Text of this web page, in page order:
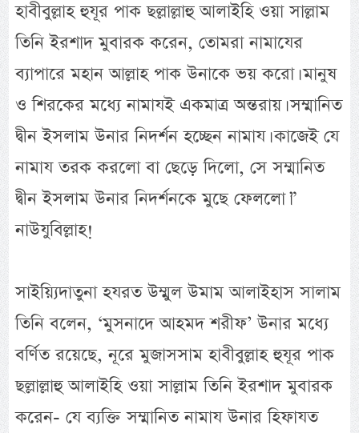
হাবীবুল্লাহ হুযূর পাক ছল্লাল্লাহু আলাইহি ওয়া সাল্লাম
তিনি ইরশাদ মুবারক করেন, তোমরা নামাযের
ব্যাপারে মহান আল্লাহ পাক উনাকে ভয় করো। মানুষ
ও শিরকের মধ্যে নামাযই একমাত্র অন্তরায়। সম্মানিত
দ্বীন ইসলাম উনার নিদর্শন হচ্ছেন নামায। কাজেই যে
নামায তরক করলো বা ছেড়ে দিলো, সে সম্মানিত
দ্বীন ইসলাম উনার নিদর্শনকে মুছে ফেললো।”
নাউযুবিল্লাহ!
সাইয়্যিদাতুনা হযরত উম্মুল উমাম আলাইহাস সালাম
তিনি বলেন, ‘মুসনাদে আহমদ শরীফ’ উনার মধ্যে
বর্ণিত রয়েছে, নূরে মুজাসসাম হাবীবুল্লাহ হুযূর পাক
ছল্লাল্লাহু আলাইহি ওয়া সাল্লাম তিনি ইরশাদ মুবারক
করেন- যে ব্যক্তি সম্মানিত নামায উনার হিফাযত